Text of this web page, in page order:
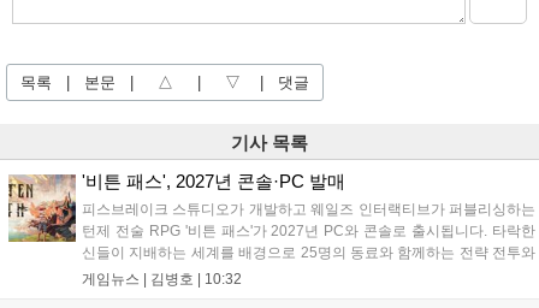
목록 본문 △ ▽ 댓글
기사 목록
'비튼 패스', 2027년 콘솔·PC 발매
피스브레이크 스튜디오가 개발하고 웨일즈 인터랙티브가 퍼블리싱하는
턴제 전술 RPG '비튼 패스'가 2027년 PC와 콘솔로 출시됩니다. 타락한
신들이 지배하는 세계를 배경으로 25명의 동료와 함께하는 전략 전투와
듀얼 잡 시스템이 특징입니다. 킥스타터 펀딩을 성공적으로 마친 이 게
게임뉴스 | 김병호 10:32